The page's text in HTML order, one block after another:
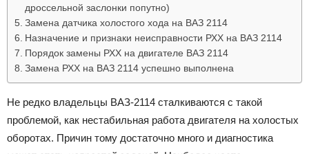
дроссельной заслонки попутно)
Замена датчика холостого хода на ВАЗ 2114
Назначение и признаки неисправности РХХ на ВАЗ 2114
Порядок замены РХХ на двигателе ВАЗ 2114
Замена РХХ на ВАЗ 2114 успешно выполнена
Не редко владельцы ВАЗ-2114 сталкиваются с такой
проблемой, как нестабильная работа двигателя на холостых
оборотах. Причин тому достаточно много и диагностика